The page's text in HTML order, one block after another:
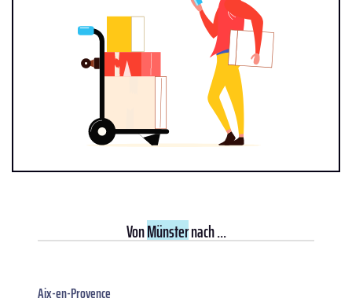
VonMünsternach ...
Aix-en-Provence